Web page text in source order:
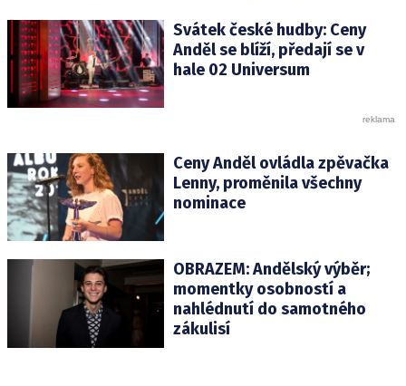
Svátek české hudby: Ceny
Anděl se blíží, předají se v
hale 02 Universum
Ceny Anděl ovládla zpěvačka
Lenny, proměnila všechny
nominace
OBRAZEM: Andělský výběr;
momentky osobností a
nahlédnutí do samotného
zákulisí